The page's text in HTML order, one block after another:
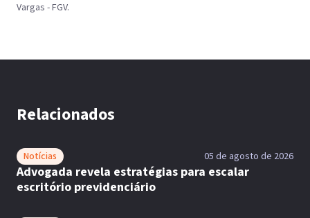
Vargas - FGV.
Relacionados
Notícias 05 de agosto de 2026
Advogada revela estratégias para escalar
escritório previdenciário